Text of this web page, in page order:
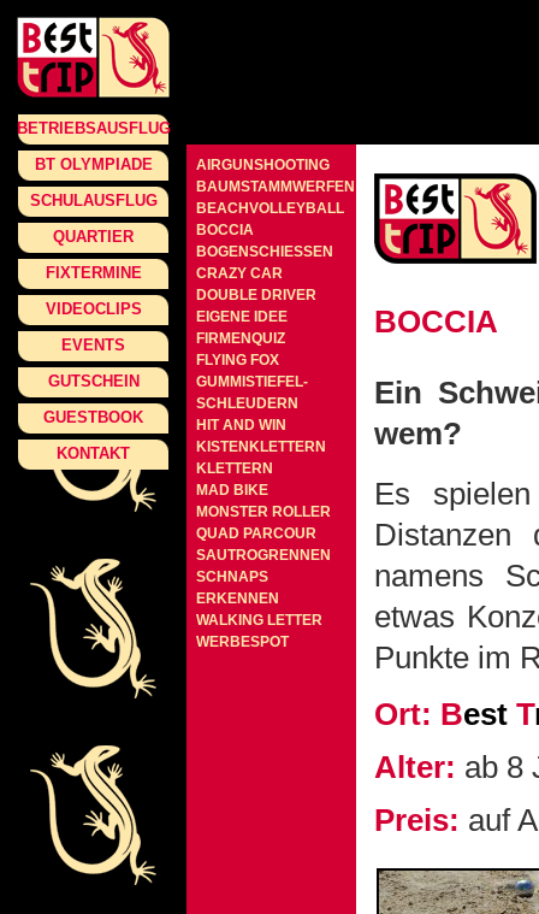
BETRIEBSAUSFLUG
BT OLYMPIADE
SCHULAUSFLUG
QUARTIER
FIXTERMINE
VIDEOCLIPS
EVENTS
GUTSCHEIN
GUESTBOOK
KONTAKT
AIRGUNSHOOTING
BAUMSTAMMWERFEN
BEACHVOLLEYBALL
BOCCIA
BOGENSCHIESSEN
CRAZY CAR
DOUBLE DRIVER
EIGENE IDEE
FIRMENQUIZ
FLYING FOX
GUMMISTIEFEL-
SCHLEUDERN
HIT AND WIN
KISTENKLETTERN
KLETTERN
MAD BIKE
MONSTER ROLLER
QUAD PARCOUR
SAUTROGRENNEN
SCHNAPS
ERKENNEN
WALKING LETTER
WERBESPOT
BOCCIA
Ein
wem?
Es
Distanzen
namens
etwas
Punkte im
Ort: Best T
Alter: ab 8
Preis: auf